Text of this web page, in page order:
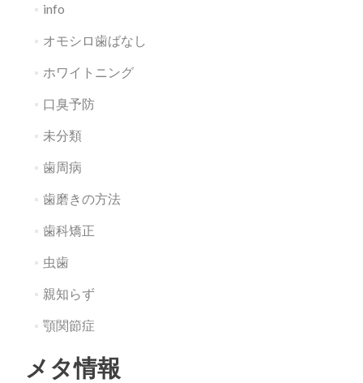
info
オモシロ歯ばなし
ホワイトニング
口臭予防
未分類
歯周病
歯磨きの方法
歯科矯正
虫歯
親知らず
顎関節症
メタ情報